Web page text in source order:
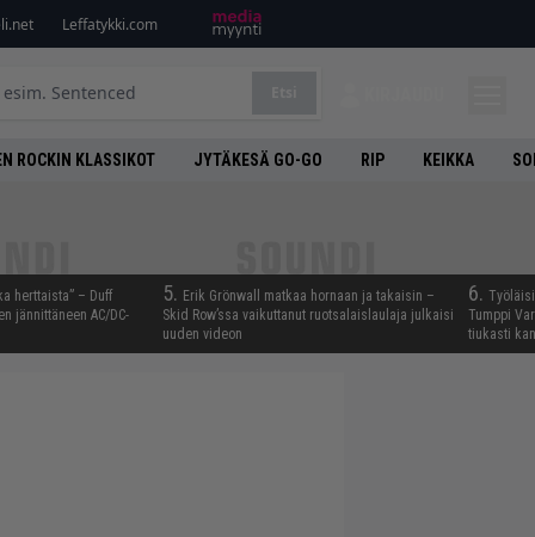
Leffatykki.com
ROCKIN KLASSIKOT JYTÄKESÄ GO-GO RIP KEIKKA
herttaista” – Duff
jännittäneen AC/DC-
5. Erik Grönwall matkaa hornaan ja takaisin –
Skid Row’ssa vaikuttanut ruotsalaislaulaja julkaisi
uuden videon
6.
Tumppi
tiukasti